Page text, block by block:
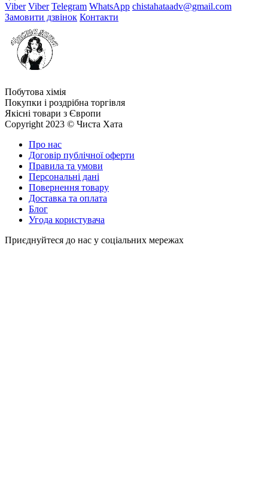
Viber Viber Telegram WhatsApp chistahataadv@gmail.com
Замовити дзвінок Контакти
Побутова хімія
Покупки і роздрібна торгівля
Якісні товари з Європи
Copyright 2023 © Чиста Хата
Про нас
Договір публічної оферти
Правила та умови
Персональні дані
Повернення товару
Доставка та оплата
Блог
Угода користувача
Приєднуйтеся до нас у соціальних мережах